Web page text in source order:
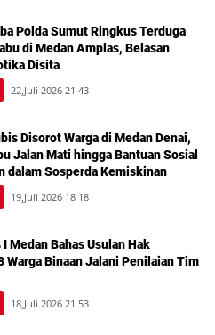
Polda Sumut Ringkus Terduga
di Medan Amplas, Belasan
Disita
22,Juli 2026 21 43
Disorot Warga di Medan Denai,
Jalan Mati hingga Bantuan Sosial
dalam Sosperda Kemiskinan
19,Juli 2026 18 18
Medan Bahas Usulan Hak
Warga Binaan Jalani Penilaian Tim
18,Juli 2026 21 53